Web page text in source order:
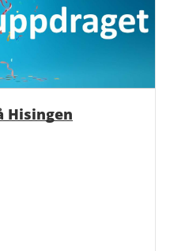
Hisingen